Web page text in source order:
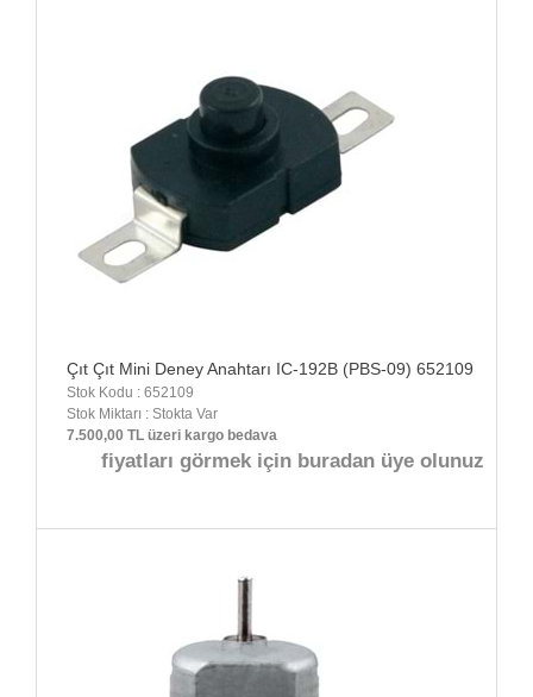
Çıt Çıt Mini Deney Anahtarı IC-192B (PBS-09) 652109
Stok Kodu : 652109
Stok Miktarı : Stokta Var
7.500,00 TL üzeri kargo bedava
fiyatları görmek için buradan üye olunuz